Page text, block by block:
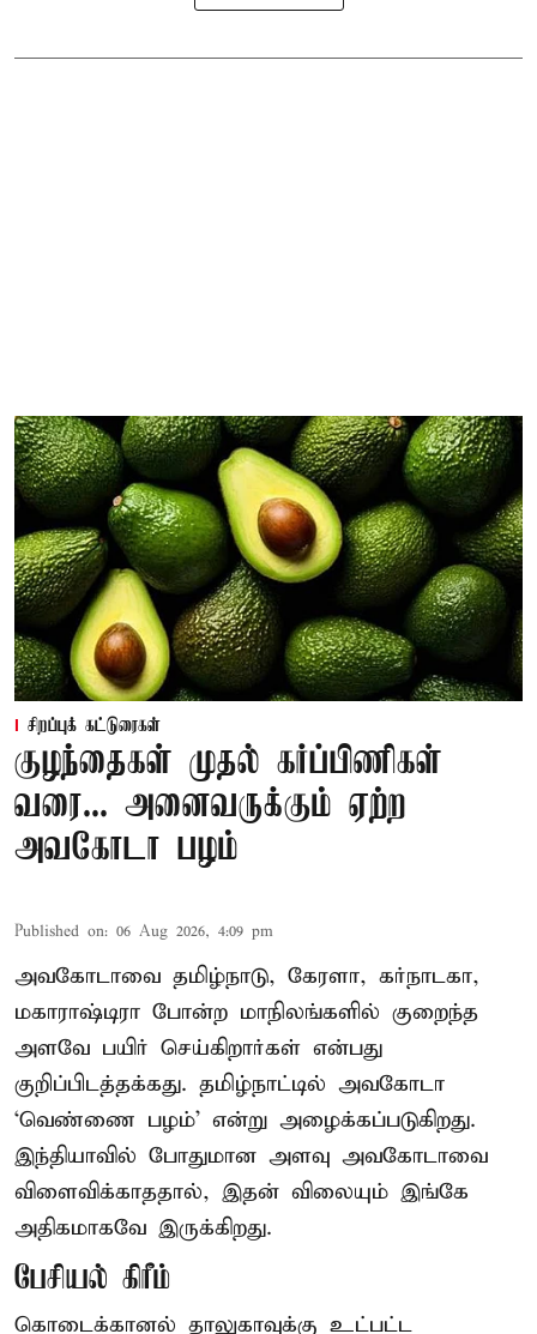
சிறப்புக் கட்டுரைகள்
குழந்தைகள் முதல் கர்ப்பிணிகள்
வரை... அனைவருக்கும் ஏற்ற
அவகோடா பழம்
Published on: 06 Aug 2026, 4:09 pm
அவகோடாவை தமிழ்நாடு, கேரளா, கர்நாடகா,
மகாராஷ்டிரா போன்ற மாநிலங்களில் குறைந்த
அளவே பயிர் செய்கிறார்கள் என்பது
குறிப்பிடத்தக்கது. தமிழ்நாட்டில் அவகோடா
‘வெண்ணை பழம்’ என்று அழைக்கப்படுகிறது.
இந்தியாவில் போதுமான அளவு அவகோடாவை
விளைவிக்காததால், இதன் விலையும் இங்கே
அதிகமாகவே இருக்கிறது.
பேசியல் கிரீம்
கொடைக்கானல் தாலுகாவுக்கு உட்பட்ட